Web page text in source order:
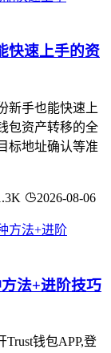
快速上手的资
新手也能快速上
包资产转移的全
标地址确认等准
2026-08-06
法+进阶技巧
钱包APP,登